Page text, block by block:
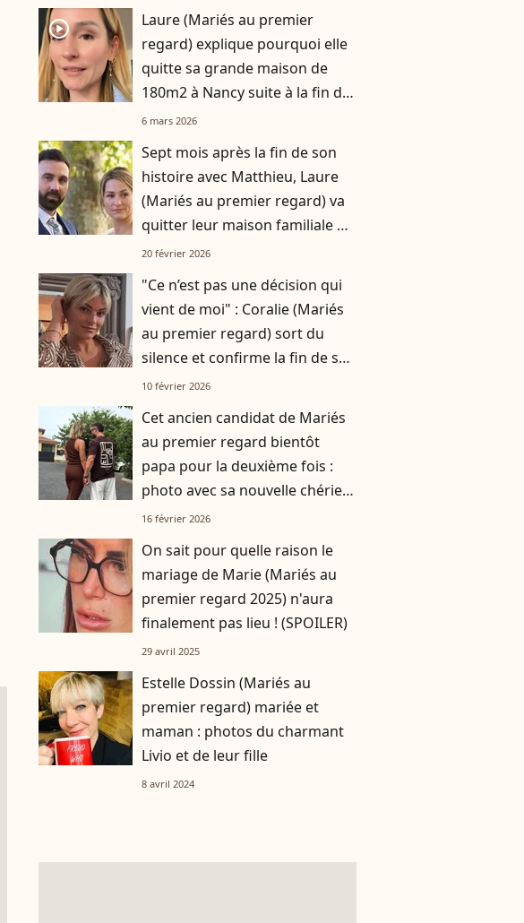
player2
Laure (Mariés au premier
regard) explique pourquoi elle
quitte sa grande maison de
180m2 à Nancy suite à la fin de
son histoire avec Matthieu
6 mars 2026
Sept mois après la fin de son
histoire avec Matthieu, Laure
(Mariés au premier regard) va
quitter leur maison familiale de
180m2 : elle a trouvé son
20 février 2026
"Ce n’est pas une décision qui
vient de moi" : Coralie (Mariés
au premier regard) sort du
silence et confirme la fin de son
couple
10 février 2026
Cet ancien candidat de Mariés
au premier regard bientôt
papa pour la deuxième fois :
photo avec sa nouvelle chérie
pour officialiser
16 février 2026
On sait pour quelle raison le
mariage de Marie (Mariés au
premier regard 2025) n'aura
finalement pas lieu ! (SPOILER)
29 avril 2025
Estelle Dossin (Mariés au
premier regard) mariée et
maman : photos du charmant
Livio et de leur fille
8 avril 2024